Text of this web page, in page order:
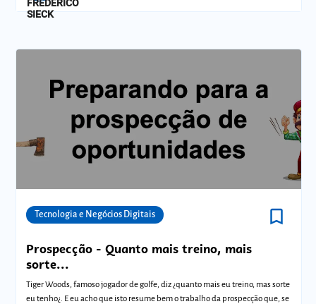
Tecnologia e Negócios Digitais bookmark_border
Prospecção - Quanto mais treino, mais
sorte...
Tiger Woods, famoso jogador de golfe, diz ¿quanto mais eu treino, mas sorte
eu tenho¿. E eu acho que isto resume bem o trabalho da prospecção que, se